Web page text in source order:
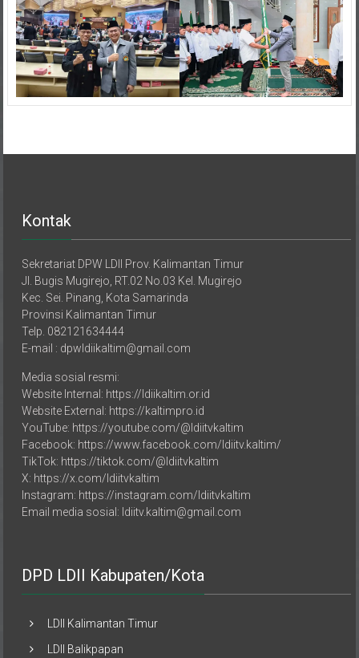
Kontak
Sekretariat DPW LDII Prov. Kalimantan Timur
Jl. Bugis Mugirejo, RT.02 No.03 Kel. Mugirejo
Kec. Sei. Pinang, Kota Samarinda
Provinsi Kalimantan Timur
Telp. 082121634444
E-mail : dpwldiikaltim@gmail.com
Media sosial resmi:
Website Internal: https://ldiikaltim.or.id
Website External: https://kaltimpro.id
YouTube: https://youtube.com/@ldiitvkaltim
Facebook: https://www.facebook.com/ldiitv.kaltim/
TikTok: https://tiktok.com/@ldiitvkaltim
X: https://x.com/ldiitvkaltim
Instagram: https://instagram.com/ldiitvkaltim
Email media sosial: ldiitv.kaltim@gmail.com
DPD LDII Kabupaten/Kota
LDII Kalimantan Timur
LDII Balikpapan